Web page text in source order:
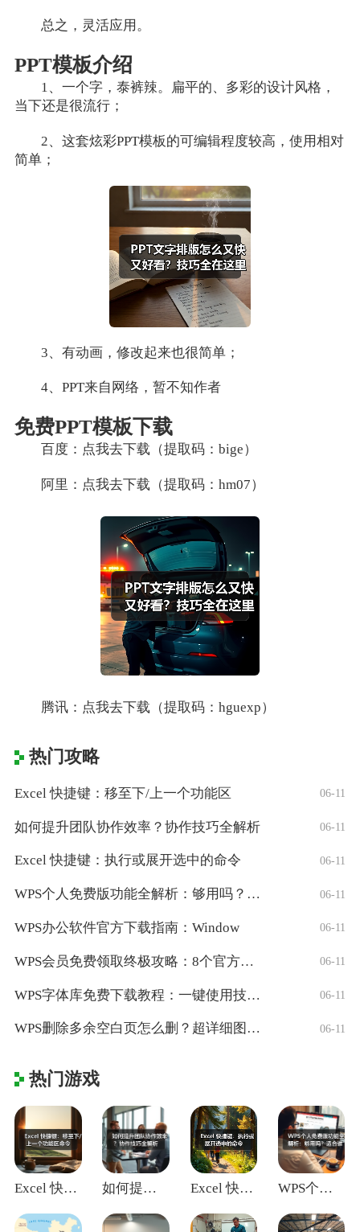
总之，灵活应用。
PPT模板介绍
1、一个字，泰裤辣。扁平的、多彩的设计风格，
当下还是很流行；
2、这套炫彩PPT模板的可编辑程度较高，使用相对
简单；
3、有动画，修改起来也很简单；
4、PPT来自网络，暂不知作者
免费PPT模板下载
百度：点我去下载（提取码：bige）
阿里：点我去下载（提取码：hm07）
腾讯：点我去下载（提取码：hguexp）
热门攻略
Excel 快捷键：移至下/上一个功能区 06-11
如何提升团队协作效率？协作技巧全解析 06-11
Excel 快捷键：执行或展开选中的命令 06-11
WPS个人免费版功能全解析：够用吗？适合 06-11
WPS办公软件官方下载指南：Window 06-11
WPS会员免费领取终极攻略：8个官方认证 06-11
WPS字体库免费下载教程：一键使用技巧与 06-11
WPS删除多余空白页怎么删？超详细图文教 06-11
热门游戏
Excel 快捷键：移至下/上一个功能区 如何提升团队协作效率？协作技巧全解析 Excel 快捷键：执行或展开选中的命令 WPS个人免费版功能全解析：够用吗？适合